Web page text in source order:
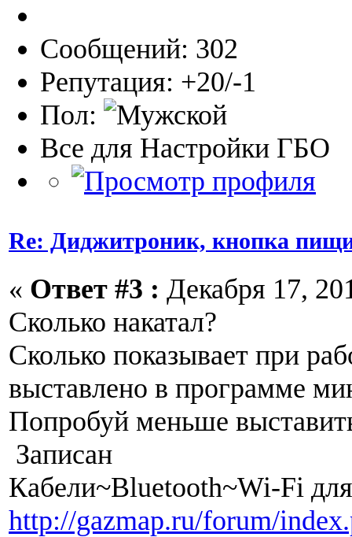
Сообщений: 302
Репутация: +20/-1
Пол:
Все для Настройки ГБО
Re: Диджитроник, кнопка
« Ответ #3 : Декабря 17,
Сколько накатал?
Сколько показывает при
выставлено в программе
Попробуй меньше
Записан
Кабели~Bluetooth~Wi-Fi
http://gazmap.ru/forum/